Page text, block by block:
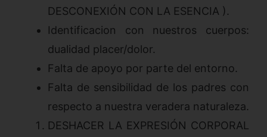
DESCONEXIÓN CON LA ESENCIA ).
Identificacion con nuestros cuerpos:
dualidad placer/dolor.
Falta de apoyo por parte del entorno.
Falta de sensibilidad de los padres con
respecto a nuestra veradera naturaleza.
DESHACER LA EXPRESIÓN CORPORAL